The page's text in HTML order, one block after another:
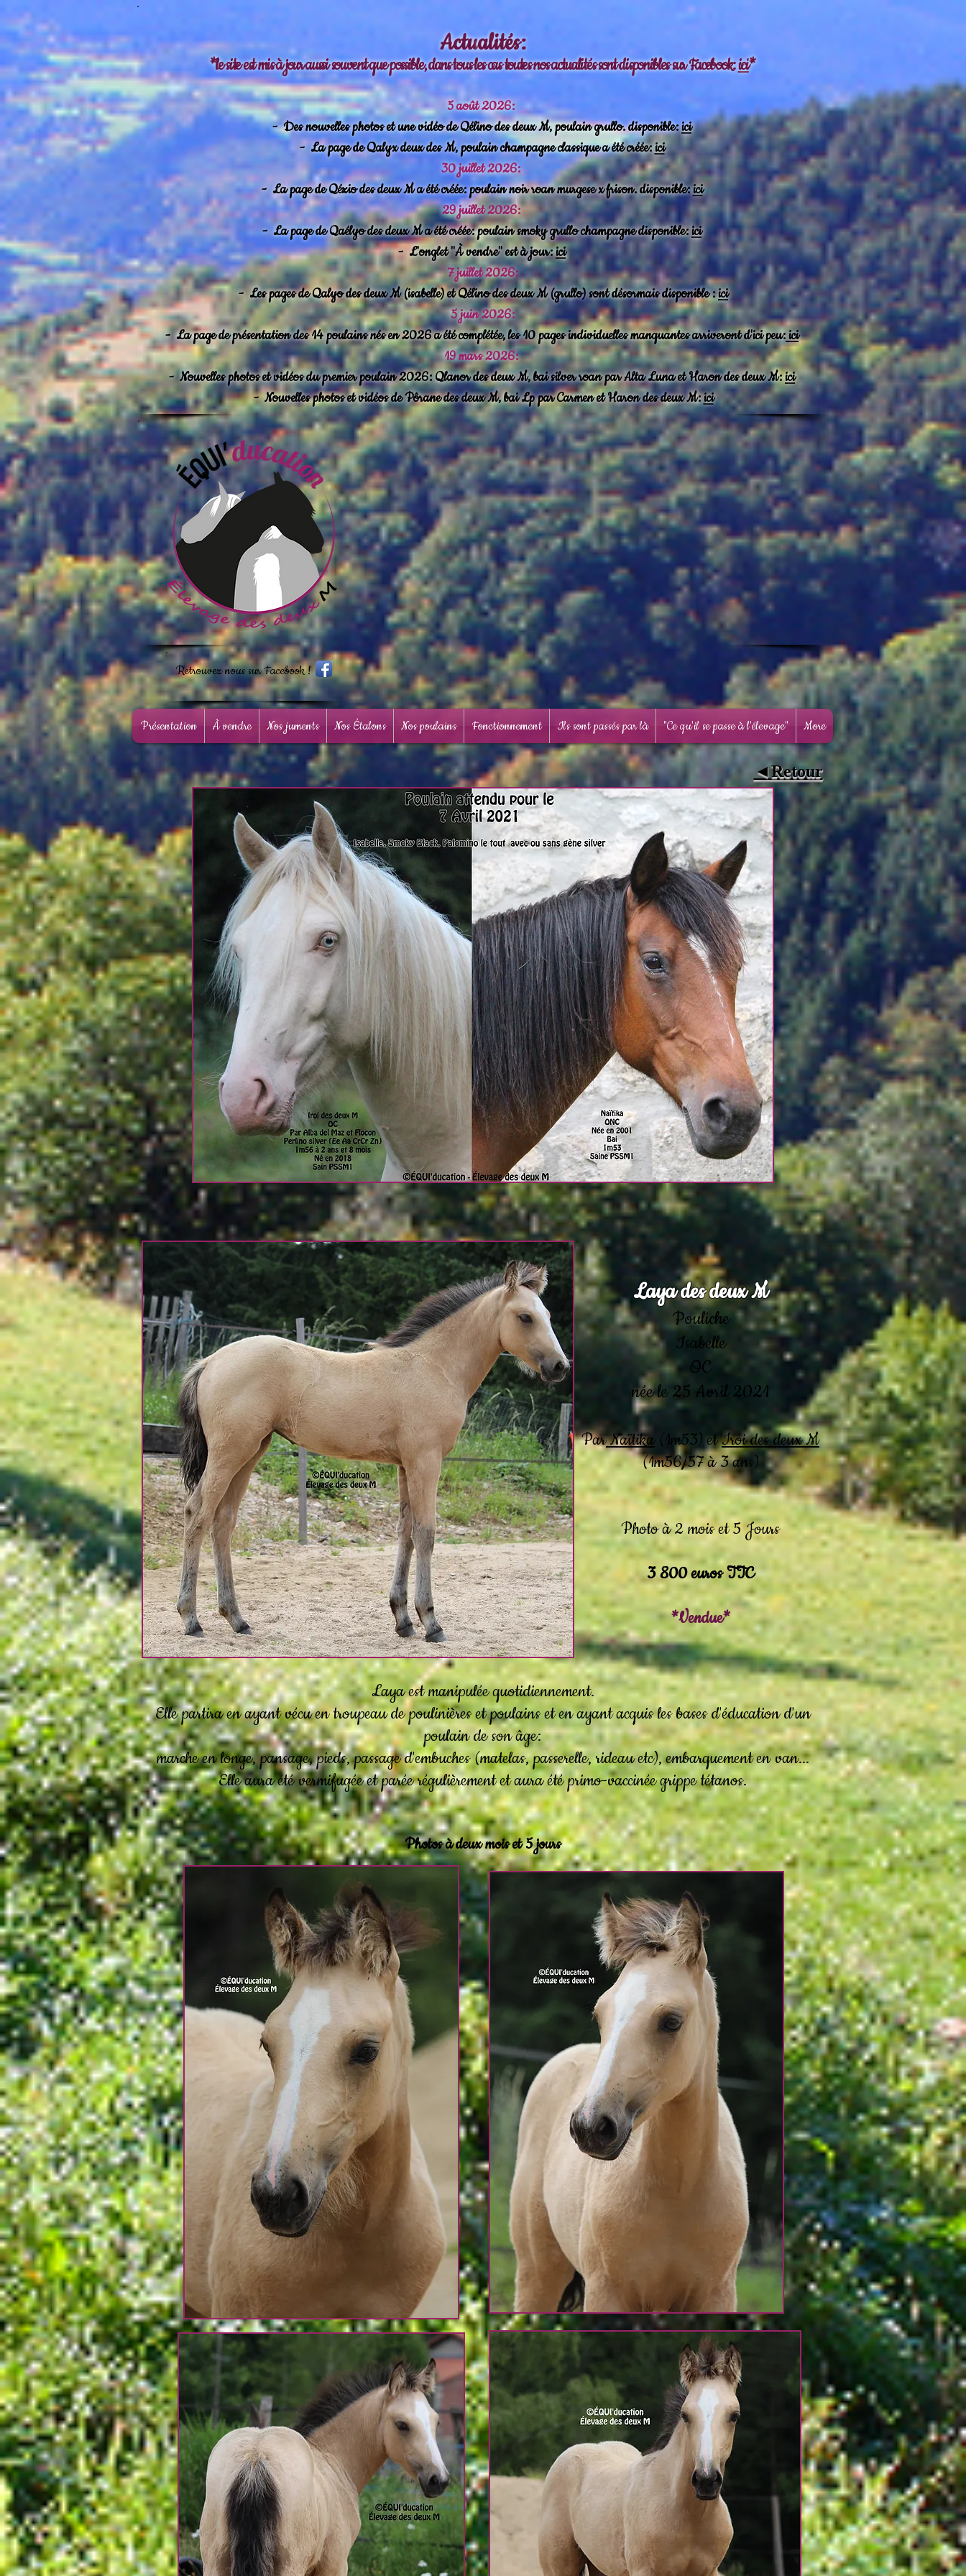
Actualités:
*le site est mis à jour aussi souvent que possible, dans tous les cas toutes nos actualités sont disponibles sur Facebook:ici*
5 août 2026:
-Des nouvelles photos et une vidéo de Qélino des deux M, poulain grullo. disponible:ici
-La page de Qalyx deux des M, poulain champagne classique a été créée:ici
30 juillet 2026:
-La page de Qézio des deux M a été créée: poulain noir roan murgese x frison. disponible:ici
29 juillet 2026:
- La page de Qaélyo des deux M a été créée: poulain smoky grullo champagne disponible:ici
- L'onglet "À vendre" est à jour:ici
7 juillet 2026:
-Les pages de Qalyo des deux M (isabelle) et Qélino des deux M (grullo) sont désormais disponible :ici
5 juin 2026:
-La page de présentation des 14 poulains nés en 2026 a été complétée, les 10 pages individuelles manquantes arriveront d'ici peu:ici
19 mars 2026:
-Nouvelles photos et vidéos dupremier poulain 2026: Qlanor des deux M, bai silver roan par Alta Luna et Haron des deux M:ici
-Nouvelles photos et vidéos de Pôrane des deux M, bai Lp par Carmen et Haron des deux M:ici
Retrouvez nous sur Facebook !
Présentation À vendre Nos juments Nos Étalons Nos poulains Fonctionnement Ils sont passés par là "Ce qu'il se passe à l'élevage" More
◄Retour
Laya des deux M
Pouliche
Isabelle
OC
née le 25 Avril 2021
ParNaïtika (1m53) etIroi des deux M
(1m56/57 à 3 ans)
Photo à 2 mois et 5 Jours
3 800 euros TTC
*Vendue*
Laya est manipulée quotidiennement.
Elle partira en ayant vécu en troupeau de poulinières et poulains et en ayant acquis les bases d'éducation d'un
poulain de son âge:
marche en longe, pansage, pieds, passage d'embuches (matelas, passerelle, rideau etc), embarquement en van...
Elle aura été vermifugée et parée régulièrement et aura été primo-vaccinée grippe tétanos.
Photos à deux mois et 5 jours